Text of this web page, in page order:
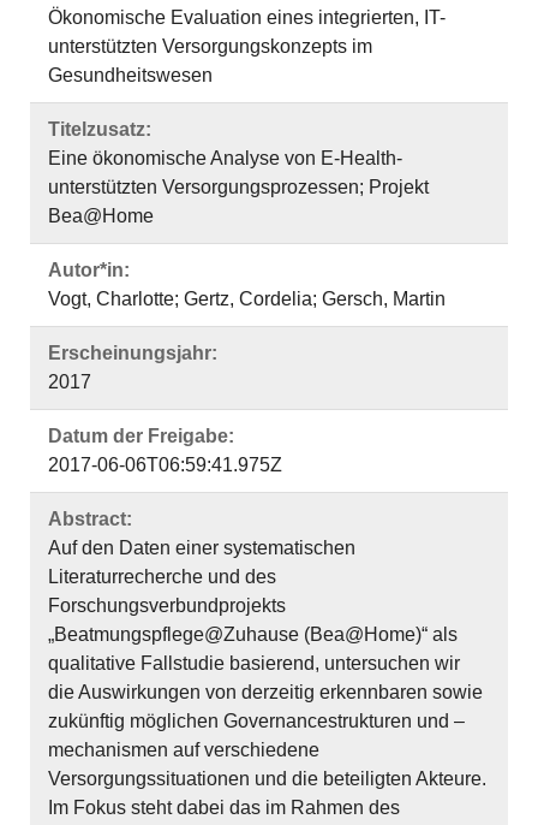
Ökonomische Evaluation eines integrierten, IT-
unterstützten Versorgungskonzepts im
Gesundheitswesen
Titelzusatz:
Eine ökonomische Analyse von E-Health-
unterstützten Versorgungsprozessen; Projekt
Bea@Home
Autor*in:
Vogt, Charlotte; Gertz, Cordelia; Gersch, Martin
Erscheinungsjahr:
2017
Datum der Freigabe:
2017-06-06T06:59:41.975Z
Abstract:
Auf den Daten einer systematischen
Literaturrecherche und des
Forschungsverbundprojekts
„Beatmungspflege@Zuhause (Bea@Home)“ als
qualitative Fallstudie basierend, untersuchen wir
die Auswirkungen von derzeitig erkennbaren sowie
zukünftig möglichen Governancestrukturen und –
mechanismen auf verschiedene
Versorgungssituationen und die beteiligten Akteure.
Im Fokus steht dabei das im Rahmen des